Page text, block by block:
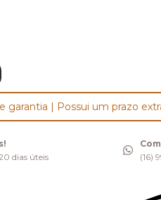
garantia | Possui um prazo
dias úteis
(16)